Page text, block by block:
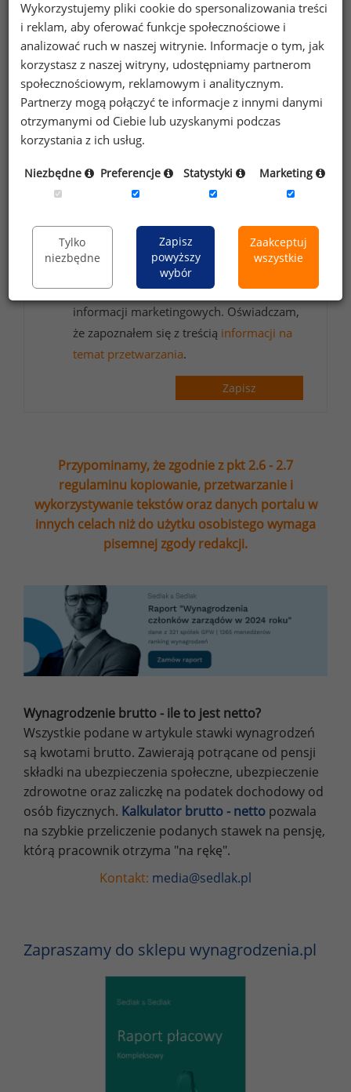
Chcesz na bieżąco śledzić najnowsze informacje o
wynagrodzeniach?
Zapisz się do newslettera!
danych osobowych zawartych w
sp. k. w celu otrzymywania bezpłatnego
newsletter’a portalu wynagrodzenia.pl.
Wyrażam zgodę na przesyłanie na podany
adres e-mail ofert handlowych oraz
informacji marketingowych. Oświadczam,
że zapoznałem się z treścią informacji na
temat przetwarzania.
Zapisz
Przypominamy, że zgodnie z pkt 2.6 - 2.7
regulaminu kopiowanie, przetwarzanie i
wykorzystywanie tekstów oraz danych portalu w
innych celach niż do użytku osobistego wymaga
pisemnej zgody redakcji.
Wynagrodzenie brutto - ile to jest netto?
Wszystkie podane w artykule stawki wynagrodzeń
są kwotami brutto. Zawierają potrącane od pensji
składki na ubezpieczenia społeczne, ubezpieczenie
zdrowotne oraz zaliczkę na podatek dochodowy od
osób fizycznych. Kalkulator brutto - netto pozwala
na szybkie przeliczenie podanych stawek na pensję,
którą pracownik otrzyma "na rękę".
Kontakt: media@sedlak.pl
Zapraszamy do sklepu wynagrodzenia.pl
Wykorzystujemy pliki cookie do spersonalizowania treści
i reklam, aby oferować funkcje społecznościowe i
analizować ruch w naszej witrynie. Informacje o tym, jak
korzystasz z naszej witryny, udostępniamy partnerom
społecznościowym, reklamowym i analitycznym.
Partnerzy mogą połączyć te informacje z innymi danymi
otrzymanymi od Ciebie lub uzyskanymi podczas
korzystania z ich usług.
Niezbędne Preferencje Statystyki Marketing
Tylko
niezbędne
Zapisz
powyższy
wybór
Zaakceptuj
wszystkie